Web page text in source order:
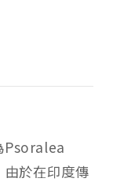
Psoralea
於在印度傳